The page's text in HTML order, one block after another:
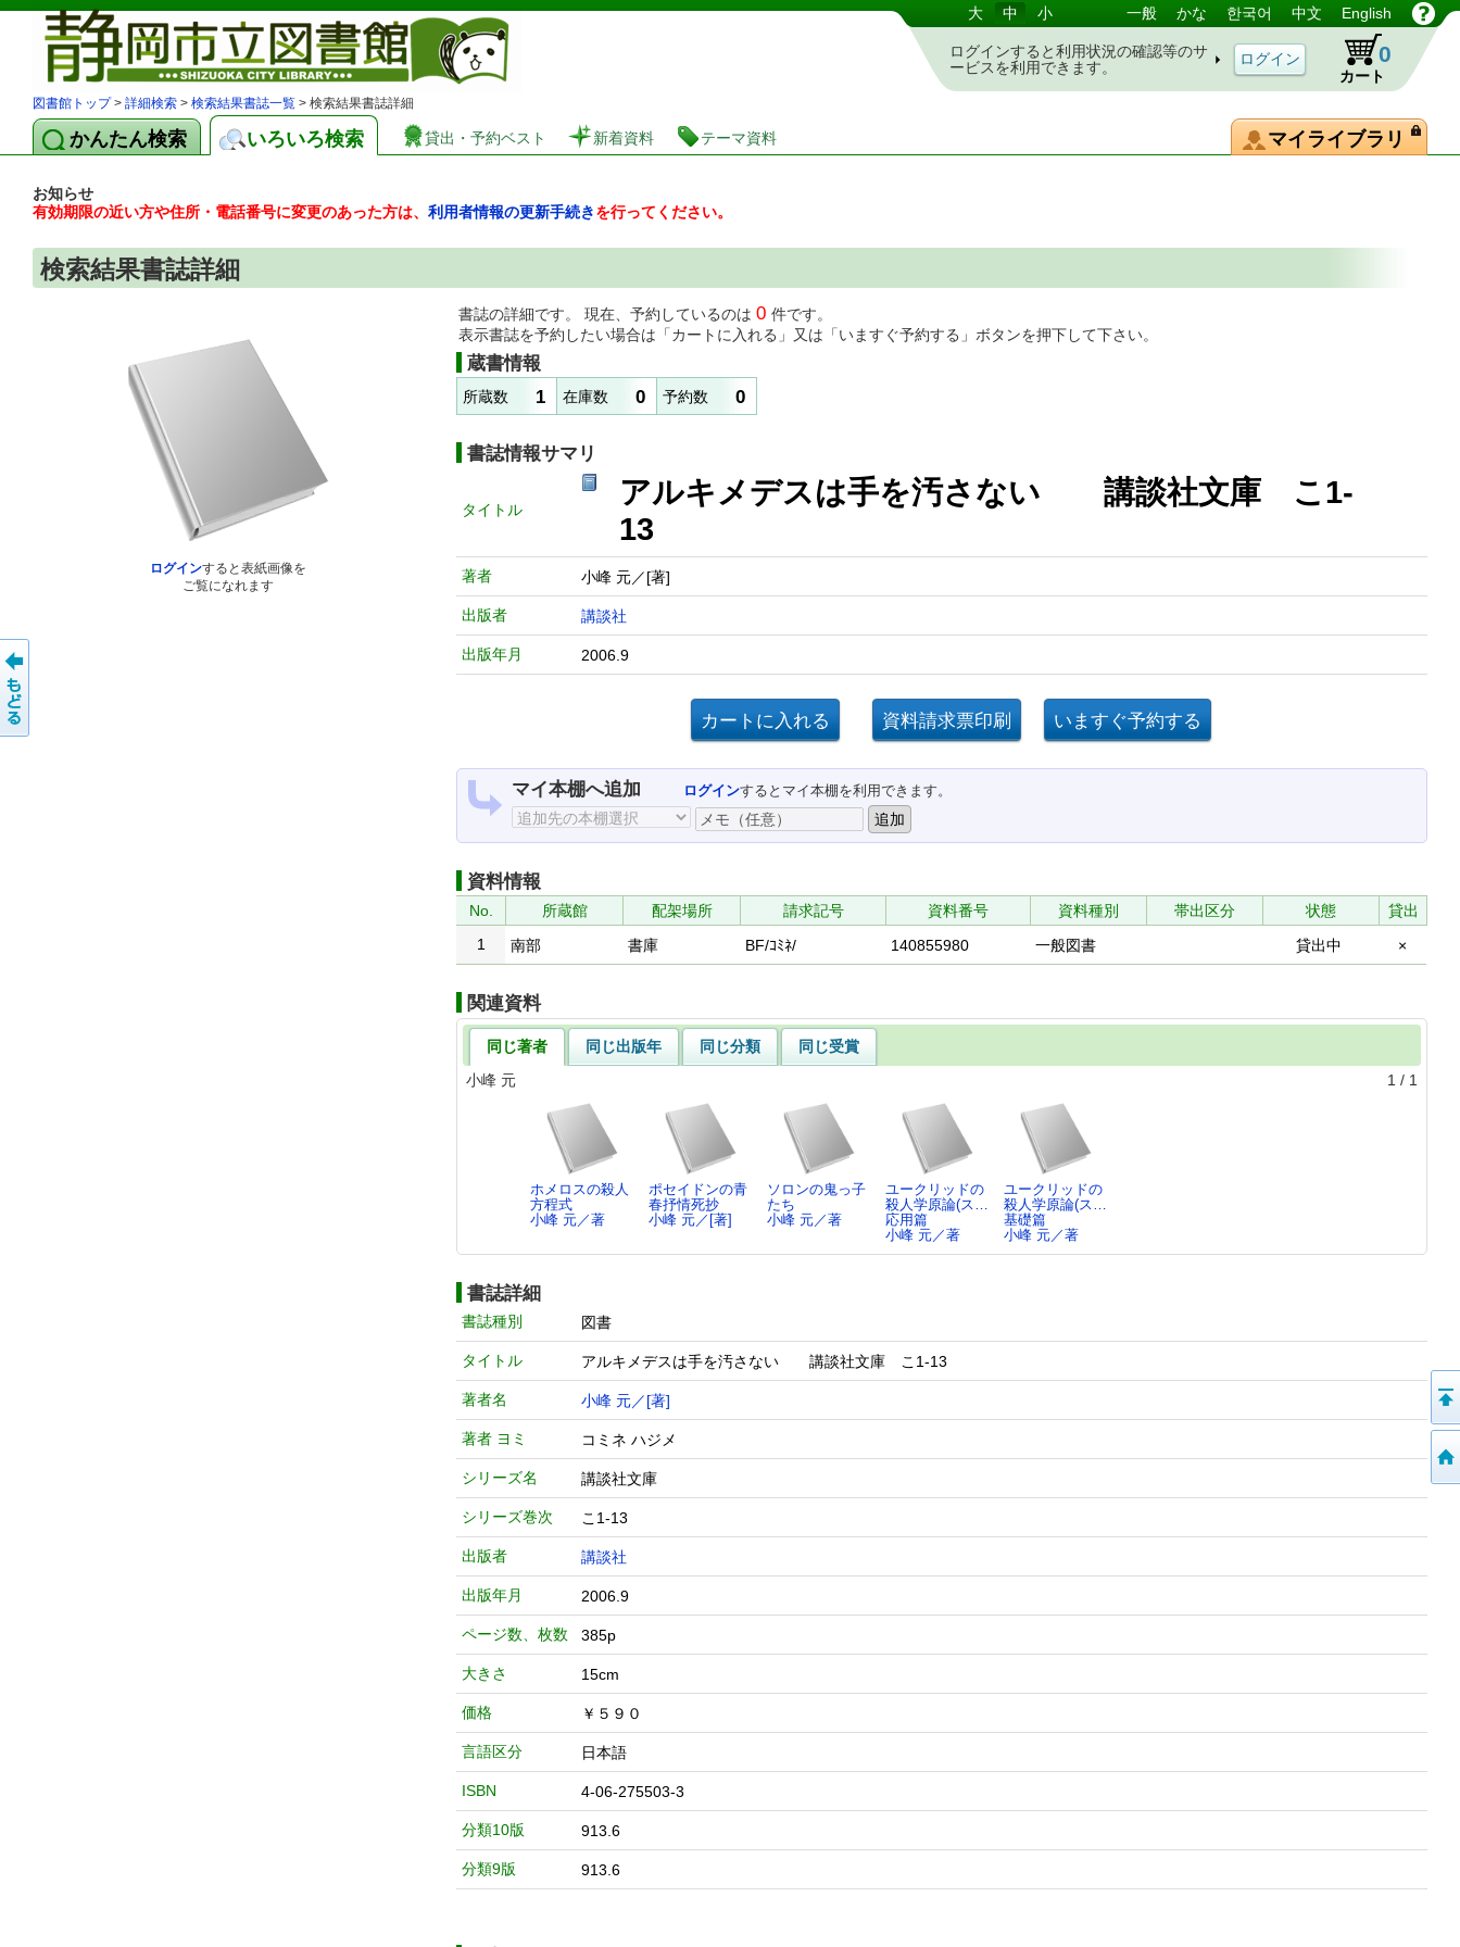
図書館 蔵書検索・予約システム 大 中 小 一般 かな 한국어 中文 English
ログインすると利用状況の確認等のサ
ービスを利用できます。
カート
0
図書館トップ> 詳細検索 > 検索結果書誌一覧 > 検索結果書誌詳細
かんたん検索 いろいろ検索 貸出・予約ベスト 新着資料 テーマ資料 マイライブラリ
お知らせ
有効期限の近い方や住所・電話番号に変更のあった方は、 利用者情報の更新手続きを行ってください。
検索結果書誌詳細
ログインすると表紙画像を
ご覧になれます
書誌の詳細です。 現在、予約しているのは 0 件です。
表示書誌を予約したい場合は「カートに入れる」又は「いますぐ予約する」ボタンを押下して下さい。
蔵書情報
所蔵数 1 在庫数 0 予約数 0
書誌情報サマリ
タイトル
アルキメデスは手を汚さない 講談社文庫 こ1-
13
著者 小峰 元／[著]
出版者 講談社
出版年月 2006.9
マイ本棚へ追加 ログインするとマイ本棚を利用できます。
資料情報
No. 所蔵館 配架場所 請求記号 資料番号 資料種別 帯出区分 状態
貸出
1
南部 書庫 BF/ｺﾐﾈ/ 140855980 一般図書 貸出中 ×
関連資料
同じ著者 同じ出版年 同じ分類
同じ受賞
小峰 元
1 / 1
ホメロスの殺人
方程式
小峰 元／著
ポセイドンの青
春抒情死抄
小峰 元／[著]
ソロンの鬼っ子
たち
小峰 元／著
ユークリッドの
殺人学原論(ス…
応用篇
小峰 元／著
ユークリッドの
殺人学原論(ス…
基礎篇
小峰 元／著
書誌詳細
書誌種別 図書
タイトル アルキメデスは手を汚さない 講談社文庫 こ1-13
著者名 小峰 元／[著]
著者 ヨミ コミネ ハジメ
シリーズ名 講談社文庫
シリーズ巻次 こ1-13
出版者 講談社
出版年月 2006.9
ページ数、枚数 385p
大きさ 15cm
価格 ￥５９０
言語区分 日本語
ISBN 4-06-275503-3
分類10版 913.6
分類9版 913.6